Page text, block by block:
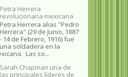
Petra Herrera
revolucionaria mexicana
Petra Herrera alias "Pedro
Herrera" (29 de Junio, 1887
- 14 de Febrero, 1916) fue
una soldadera en la
Las so...
Sarah Chapman una de
las principales líderes de